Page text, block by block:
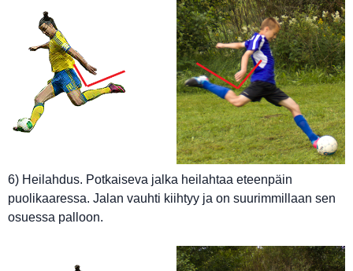
6) Heilahdus. Potkaiseva jalka heilahtaa eteenpäin
puolikaaressa. Jalan vauhti kiihtyy ja on suurimmillaan sen
osuessa palloon.